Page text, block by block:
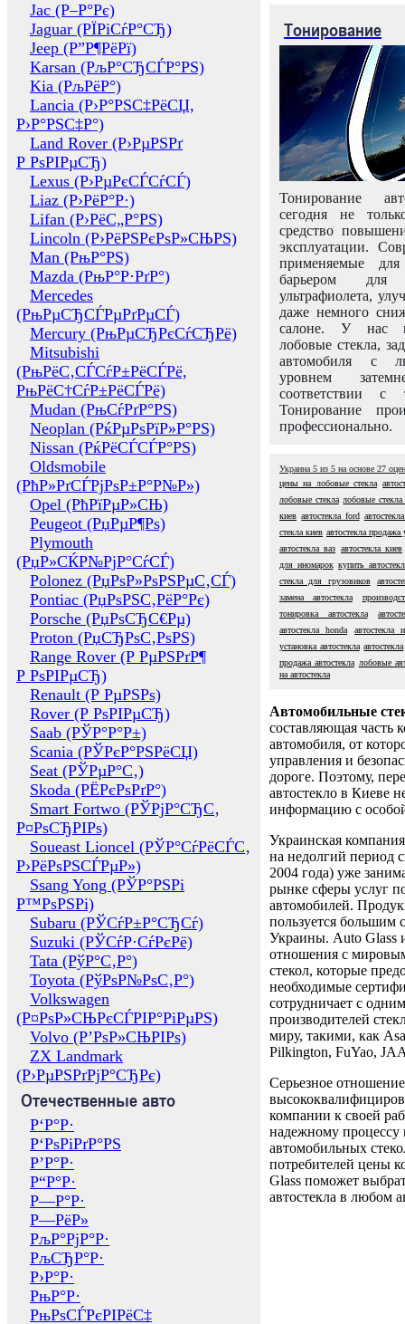
Jac (Р–Р°Рє)
Jaguar (РЇРіСѓР°СЂ)
Jeep (Р”Р¶РёРї)
Karsan (РљР°СЂСЃР°РЅ)
Kia (РљРёР°)
Lancia (Р›Р°РЅС‡РёСЏ,
Р›Р°РЅС‡Р°)
Land Rover (Р›РµРЅРґ
Р РѕРІРµСЂ)
Lexus (Р›РµРєСЃСѓСЃ)
Liaz (Р›РёР°Р·)
Lifan (Р›РёС„Р°РЅ)
Lincoln (Р›РёРЅРєРѕР»СЊРЅ)
Man (РњР°РЅ)
Mazda (РњР°Р·РґР°)
Mercedes
(РњРµСЂСЃРµРґРµСЃ)
Mercury (РњРµСЂРєСѓСЂРё)
Mitsubishi
(РњРёС‚СЃСѓР±РёСЃРё,
РњРёС†СѓР±РёСЃРё)
Mudan (РњСѓРґР°РЅ)
Neoplan (РќРµРѕРїР»Р°РЅ)
Nissan (РќРёСЃСЃР°РЅ)
Oldsmobile
(РћР»РґСЃРјРѕР±Р°Р№Р»)
Opel (РћРїРµР»СЊ)
Peugeot (РџРµР¶Рѕ)
Plymouth
(РџР»СЌР№РјР°СѓСЃ)
Polonez (РџРѕР»РѕРЅРµС‚СЃ)
Pontiac (РџРѕРЅС‚РёР°Рє)
Porsche (РџРѕСЂС€Рµ)
Proton (РџСЂРѕС‚РѕРЅ)
Range Rover (Р РµРЅРґР¶
Р РѕРІРµСЂ)
Renault (Р РµРЅРѕ)
Rover (Р РѕРІРµСЂ)
Saab (РЎР°Р°Р±)
Scania (РЎРєР°РЅРёСЏ)
Seat (РЎРµР°С‚)
Skoda (РЁРєРѕРґР°)
Smart Fortwo (РЎРјР°СЂС‚
Р¤РѕСЂРІРѕ)
Soueast Lioncel (РЎР°СѓРёСЃС‚
Р›РёРѕРЅСЃРµР»)
Ssang Yong (РЎР°РЅРі
Р™РѕРЅРі)
Subaru (РЎСѓР±Р°СЂСѓ)
Suzuki (РЎСѓР·СѓРєРё)
Tata (РўР°С‚Р°)
Toyota (РўРѕР№РѕС‚Р°)
Volkswagen
(Р¤РѕР»СЊРєСЃРІР°РіРµРЅ)
Volvo (Р’РѕР»СЊРІРѕ)
ZX Landmark
(Р›РµРЅРґРјР°СЂРє)
Отечественные авто
Р‘Р°Р·
Р‘РѕРіРґР°РЅ
Р’Р°Р·
Р“Р°Р·
Р—Р°Р·
Р—РёР»
РљР°РјР°Р·
РљСЂР°Р·
Р›Р°Р·
РњР°Р·
РњРѕСЃРєРІРёС‡
Тонирование
Тонирование
сегодня не
средство
эксплуатации.
применяемые
барьером для
ультрафиолета,
даже немного
салоне. У нас
лобовые стекла,
автомобиля с
уровнем
соответствии с
Тонирование
профессионально.
Украина 5 из 5 на основе 27
цены на лобовые стекла
лобовые стекла лобовые
киев автостекла ford
стекла киев автостекла продажа
автостекла ваз автостекла киев
для иномарок купить
стекла для грузовиков
замена автостекла
тонировка автостекла
автостекла honda
автостекла
установка автостекла автостекла
продажа автостекла лобовые
на автостекла
Автомобильные
составляющая часть
автомобиля, от
управления и
дороге. Поэтому,
автостекло в Киеве
информацию с
Украинская
на недолгий период
2004 года) уже
рынке сферы услуг
автомобилей.
пользуется большим
Украины. Auto Glass
отношения с
стекол, которые
необходимые
сотрудничает с
производителей
миру, такими, как
Pilkington, FuYao,
Серьезное отношение
компании к своей
надежному процессу
автомобильных
потребителей цены
Glass поможет
автостекла в любом